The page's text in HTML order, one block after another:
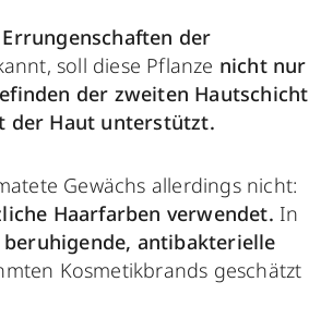
der
soll diese Pflanze nicht nur
der zweiten Hautschicht
der Haut unterstützt.
Gewächs allerdings nicht:
Haarfarben verwendet. In
beruhigende, antibakterielle
Kosmetikbrands geschätzt